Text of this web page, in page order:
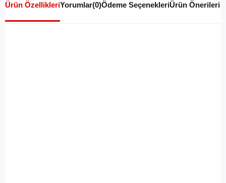
Ürün ÖzellikleriYorumlar(0)Ödeme SeçenekleriÜrün Önerileri